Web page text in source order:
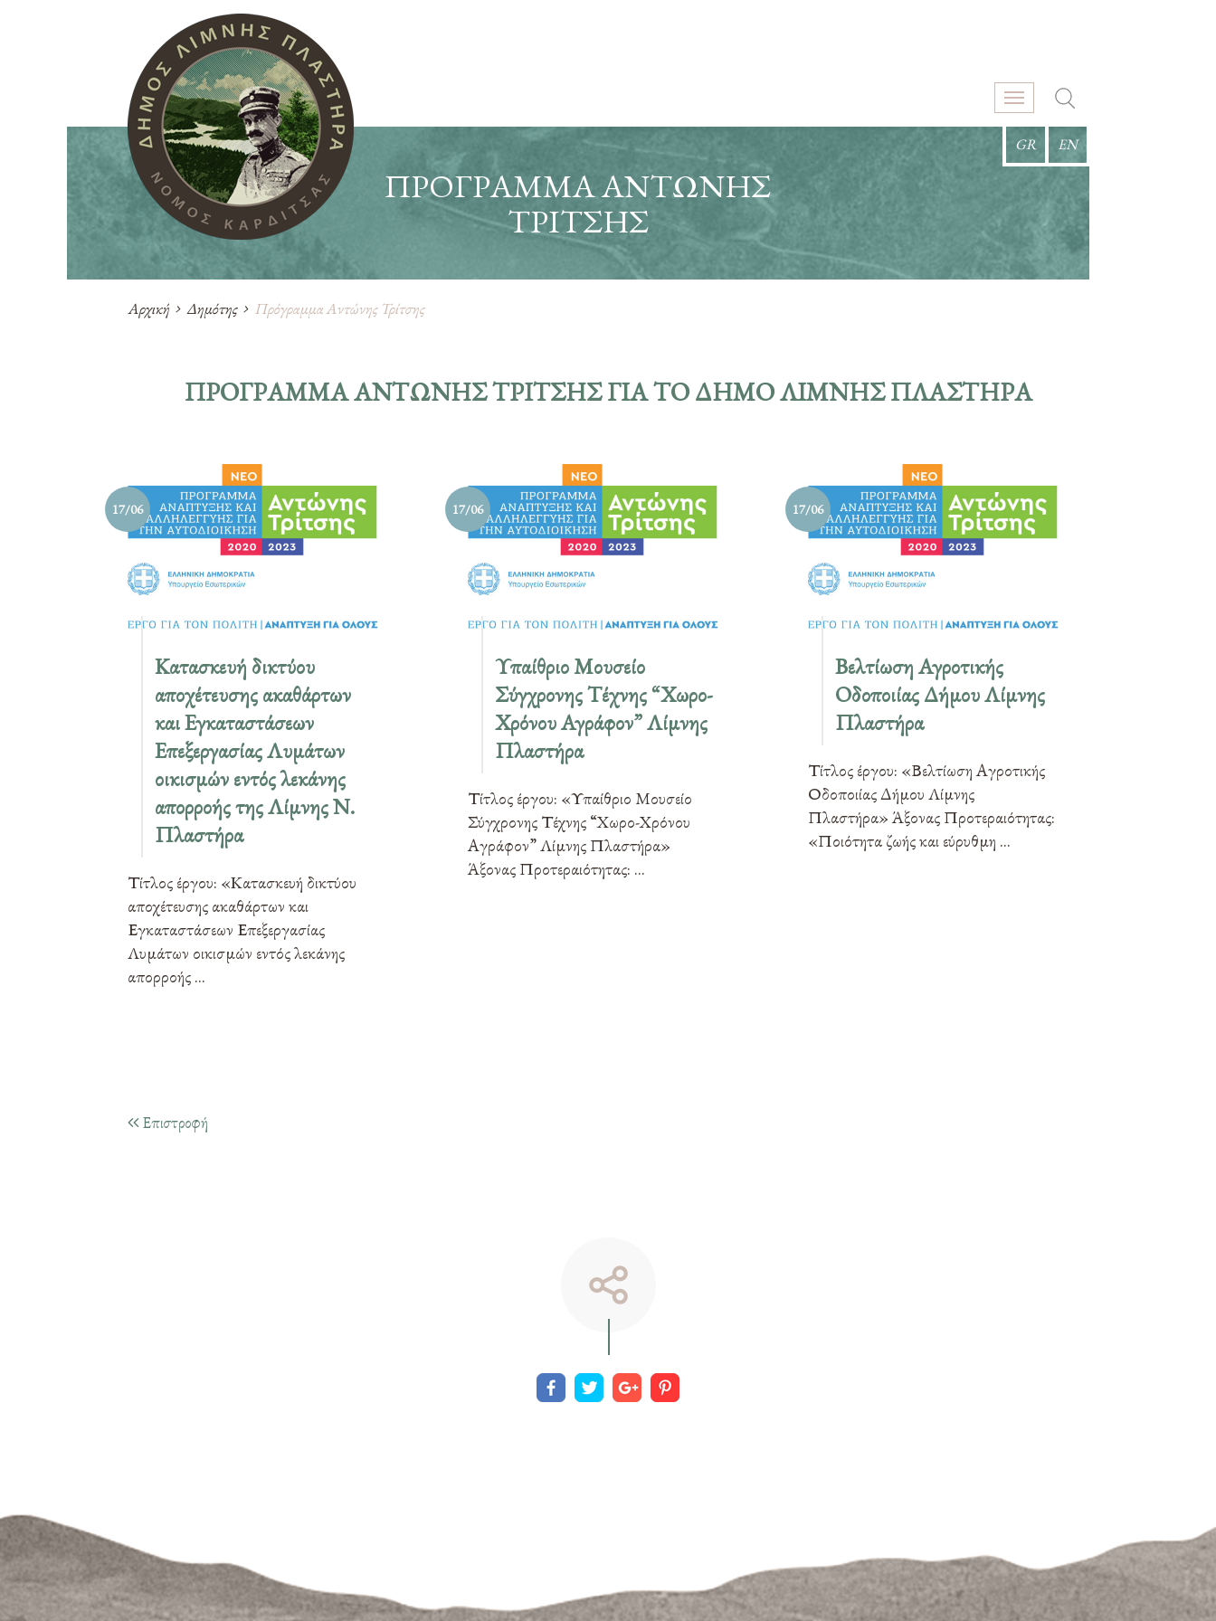
GR EN
ΠΡΌΓΡΑΜΜΑ ΑΝΤΏΝΗΣ
ΤΡΊΤΣΗΣ
Αρχική Δημότης Πρόγραμμα Αντώνης Τρίτσης
ΠΡΌΓΡΑΜΜΑ ΑΝΤΏΝΗΣ ΤΡΊΤΣΗΣ ΓΙΑ ΤΟ ΔΗΜΟ ΛΙΜΝΗΣ ΠΛΑΣΤΗΡΑ
17/06
Κατασκευή δικτύου
αποχέτευσης ακαθάρτων
και Εγκαταστάσεων
Επεξεργασίας Λυμάτων
οικισμών εντός λεκάνης
απορροής της Λίμνης Ν.
Πλαστήρα
Τίτλος έργου: «Κατασκευή δικτύου
αποχέτευσης ακαθάρτων και
Εγκαταστάσεων Επεξεργασίας
Λυμάτων οικισμών εντός λεκάνης
απορροής ...
17/06
Υπαίθριο Μουσείο
Σύγχρονης Τέχνης “Χωρο-
Χρόνου Αγράφον” Λίμνης
Πλαστήρα
Τίτλος έργου: «Υπαίθριο Μουσείο
Σύγχρονης Τέχνης “Χωρο-Χρόνου
Αγράφον” Λίμνης Πλαστήρα»
Άξονας Προτεραιότητας: ...
17/06
Βελτίωση Αγροτικής
Οδοποιίας Δήμου Λίμνης
Πλαστήρα
Τίτλος έργου: «Βελτίωση Αγροτικής
Οδοποιίας Δήμου Λίμνης
Πλαστήρα» Άξονας Προτεραιότητας:
«Ποιότητα ζωής και εύρυθμη ...
Επιστροφή